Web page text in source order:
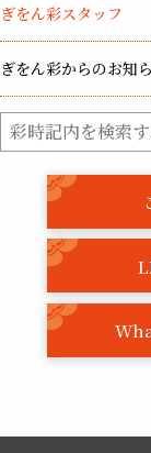
ぎをん彩スタッフ
ぎをん彩からのお知